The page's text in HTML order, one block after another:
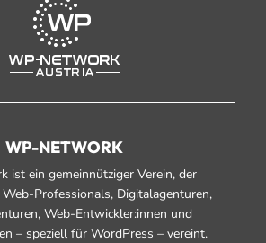
WP-NETWORK
ist ein gemeinnütziger Verein, der
Web-Professionals, Digitalagenturen,
Web-Entwickler:innen und
– speziell für WordPress – vereint.